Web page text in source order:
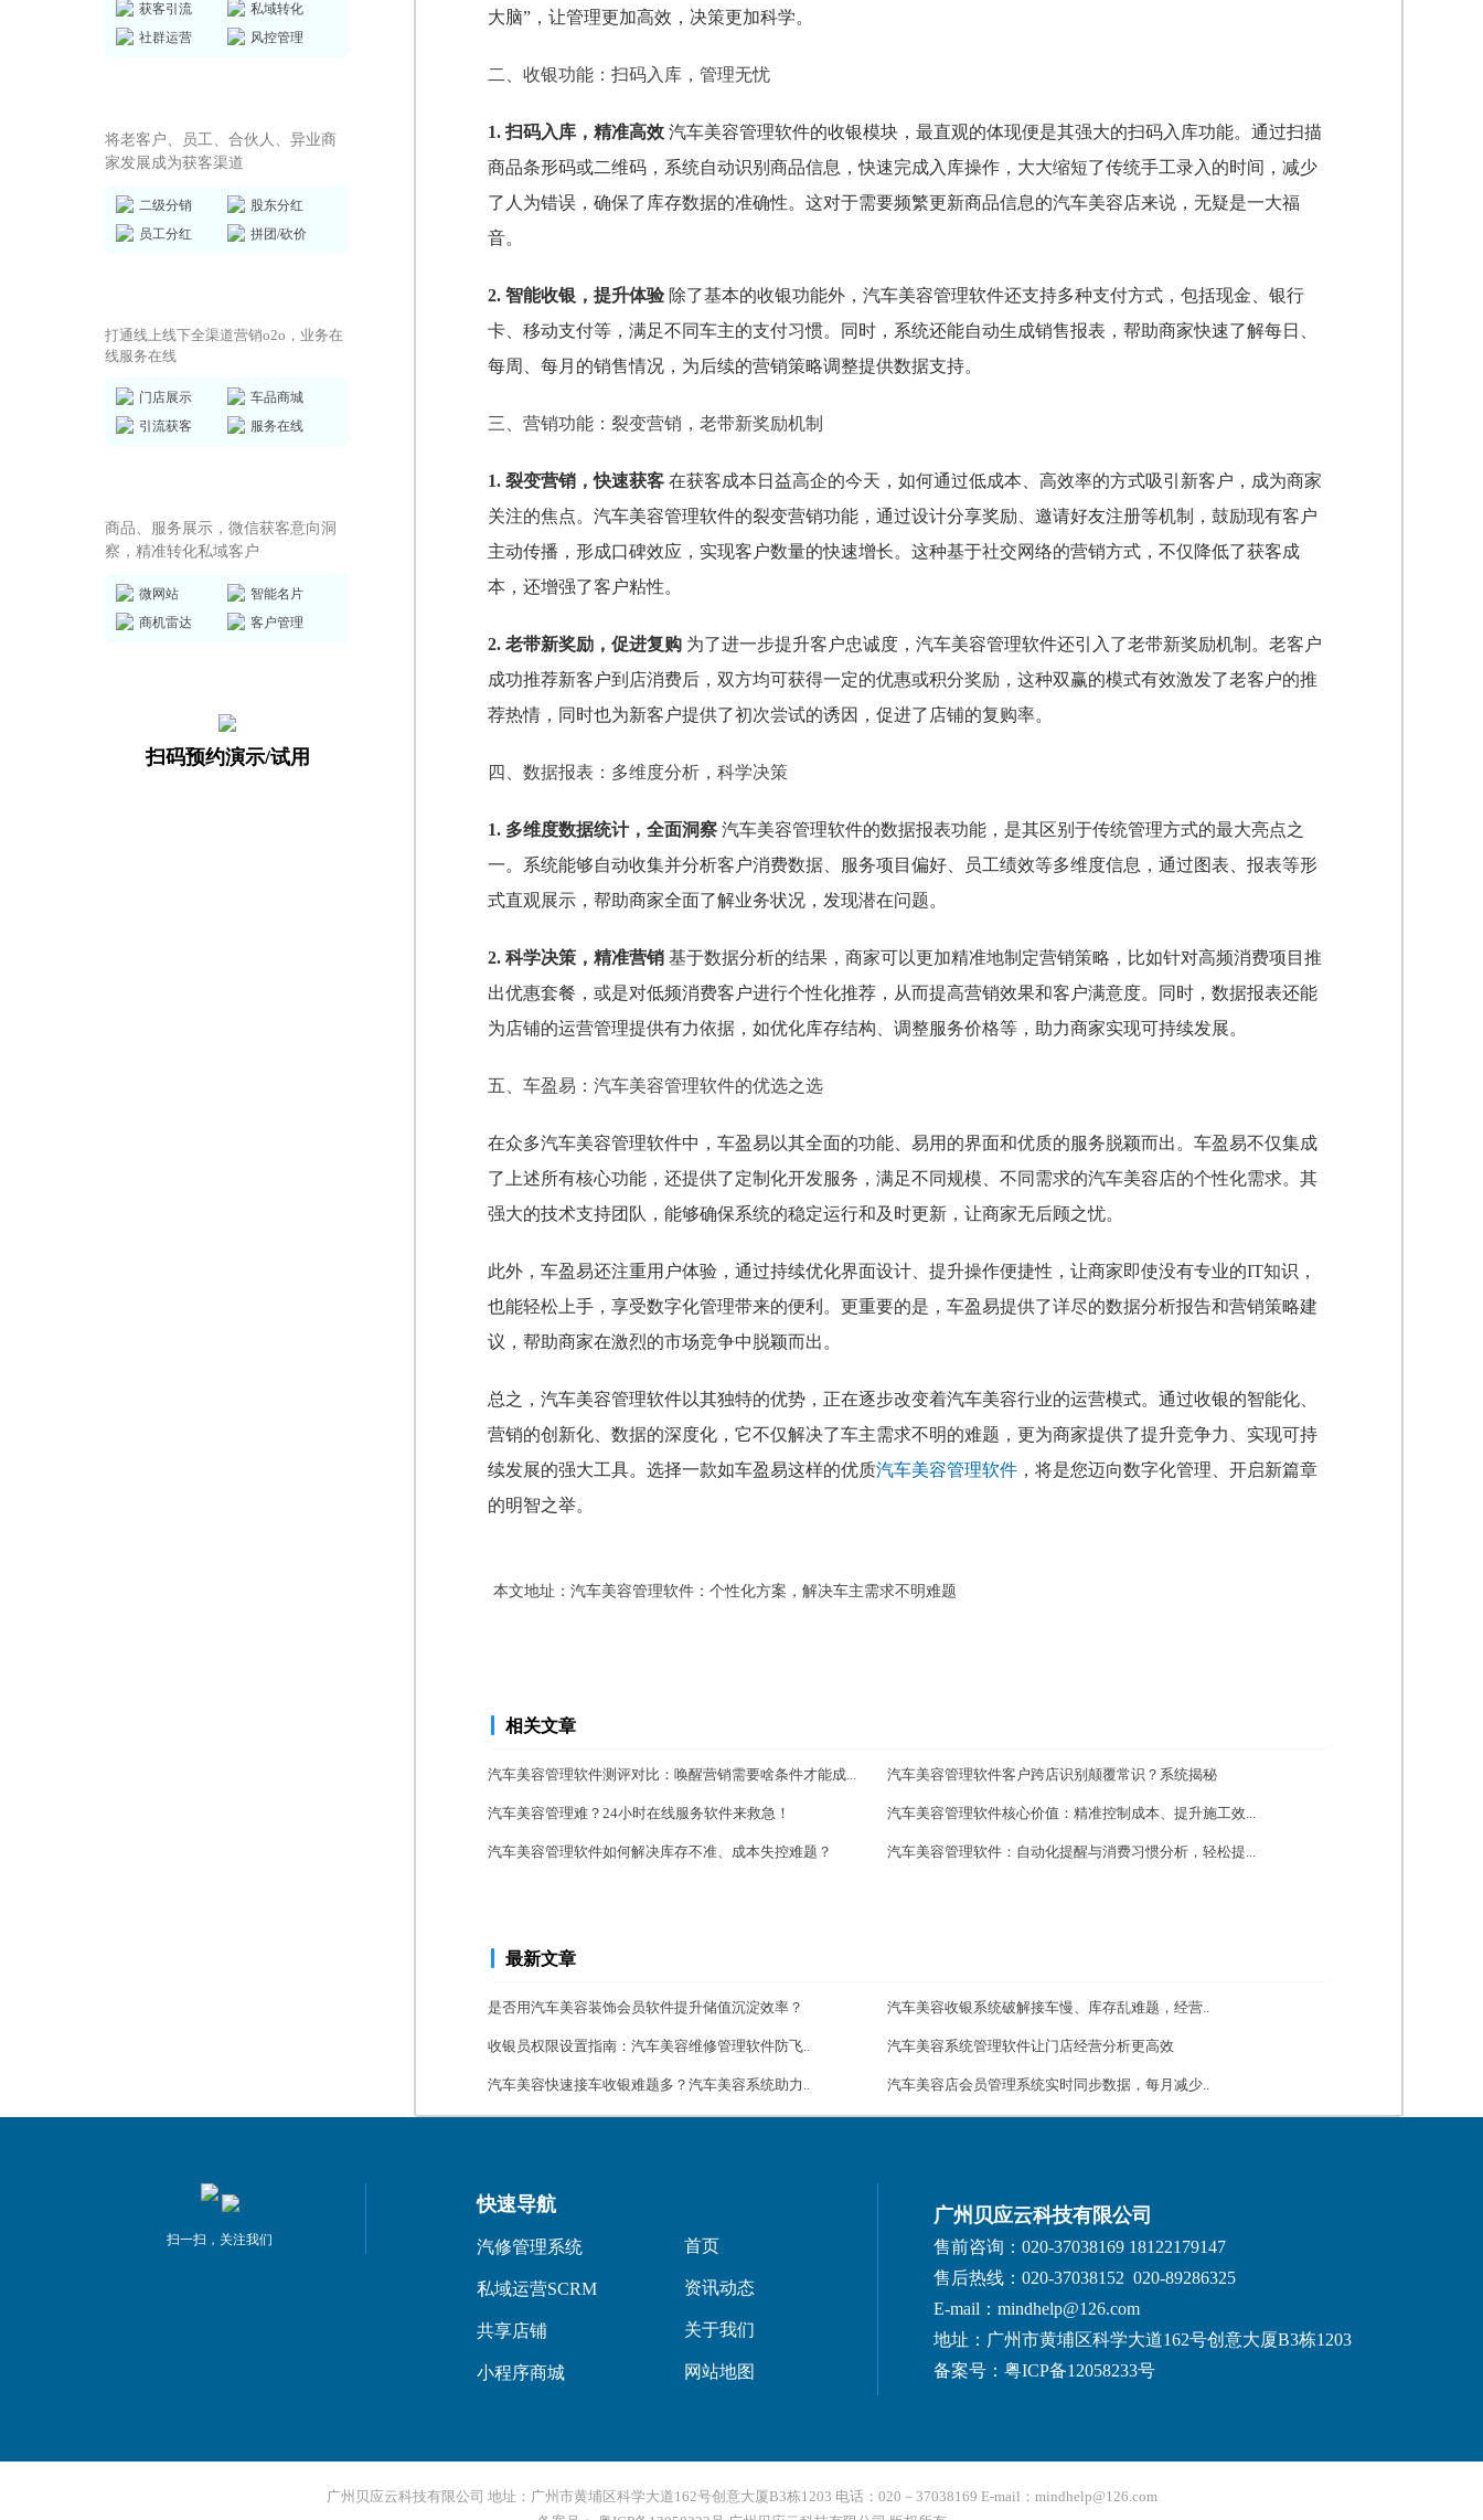
获客引流
私域转化
社群运营
风控管理
将老客户、员工、合伙人、异业商
家发展成为获客渠道
二级分销
股东分红
员工分红
拼团/砍价
打通线上线下全渠道营销o2o，业务在
线服务在线
门店展示
车品商城
引流获客
服务在线
商品、服务展示，微信获客意向洞
察，精准转化私域客户
微网站
智能名片
商机雷达
客户管理
扫码预约演示/试用
大脑”，让管理更加高效，决策更加科学。
二、收银功能：扫码入库，管理无忧
1. 扫码入库，精准高效汽车美容管理软件的收银模块，最直观的体现便是其强大的扫码入库功能。通过扫描
商品条形码或二维码，系统自动识别商品信息，快速完成入库操作，大大缩短了传统手工录入的时间，减少
了人为错误，确保了库存数据的准确性。这对于需要频繁更新商品信息的汽车美容店来说，无疑是一大福
音。
2. 智能收银，提升体验除了基本的收银功能外，汽车美容管理软件还支持多种支付方式，包括现金、银行
卡、移动支付等，满足不同车主的支付习惯。同时，系统还能自动生成销售报表，帮助商家快速了解每日、
每周、每月的销售情况，为后续的营销策略调整提供数据支持。
三、营销功能：裂变营销，老带新奖励机制
1. 裂变营销，快速获客在获客成本日益高企的今天，如何通过低成本、高效率的方式吸引新客户，成为商家
关注的焦点。汽车美容管理软件的裂变营销功能，通过设计分享奖励、邀请好友注册等机制，鼓励现有客户
主动传播，形成口碑效应，实现客户数量的快速增长。这种基于社交网络的营销方式，不仅降低了获客成
本，还增强了客户粘性。
2. 老带新奖励，促进复购为了进一步提升客户忠诚度，汽车美容管理软件还引入了老带新奖励机制。老客户
成功推荐新客户到店消费后，双方均可获得一定的优惠或积分奖励，这种双赢的模式有效激发了老客户的推
荐热情，同时也为新客户提供了初次尝试的诱因，促进了店铺的复购率。
四、数据报表：多维度分析，科学决策
1. 多维度数据统计，全面洞察汽车美容管理软件的数据报表功能，是其区别于传统管理方式的最大亮点之
一。系统能够自动收集并分析客户消费数据、服务项目偏好、员工绩效等多维度信息，通过图表、报表等形
式直观展示，帮助商家全面了解业务状况，发现潜在问题。
2. 科学决策，精准营销基于数据分析的结果，商家可以更加精准地制定营销策略，比如针对高频消费项目推
出优惠套餐，或是对低频消费客户进行个性化推荐，从而提高营销效果和客户满意度。同时，数据报表还能
为店铺的运营管理提供有力依据，如优化库存结构、调整服务价格等，助力商家实现可持续发展。
五、车盈易：汽车美容管理软件的优选之选
在众多汽车美容管理软件中，车盈易以其全面的功能、易用的界面和优质的服务脱颖而出。车盈易不仅集成
了上述所有核心功能，还提供了定制化开发服务，满足不同规模、不同需求的汽车美容店的个性化需求。其
强大的技术支持团队，能够确保系统的稳定运行和及时更新，让商家无后顾之忧。
此外，车盈易还注重用户体验，通过持续优化界面设计、提升操作便捷性，让商家即使没有专业的IT知识，
也能轻松上手，享受数字化管理带来的便利。更重要的是，车盈易提供了详尽的数据分析报告和营销策略建
议，帮助商家在激烈的市场竞争中脱颖而出。
总之，汽车美容管理软件以其独特的优势，正在逐步改变着汽车美容行业的运营模式。通过收银的智能化、
营销的创新化、数据的深度化，它不仅解决了车主需求不明的难题，更为商家提供了提升竞争力、实现可持
续发展的强大工具。选择一款如车盈易这样的优质汽车美容管理软件，将是您迈向数字化管理、开启新篇章
的明智之举。
本文地址： 汽车美容管理软件：个性化方案，解决车主需求不明难题
相关文章
汽车美容管理软件测评对比：唤醒营销需要啥条件才能成... 汽车美容管理软件客户跨店识别颠覆常识？系统揭秘
汽车美容管理难？24小时在线服务软件来救急！ 汽车美容管理软件核心价值：精准控制成本、提升施工效...
汽车美容管理软件如何解决库存不准、成本失控难题？ 汽车美容管理软件：自动化提醒与消费习惯分析，轻松提...
最新文章
是否用汽车美容装饰会员软件提升储值沉淀效率？ 汽车美容收银系统破解接车慢、库存乱难题，经营..
收银员权限设置指南：汽车美容维修管理软件防飞.. 汽车美容系统管理软件让门店经营分析更高效
汽车美容快速接车收银难题多？汽车美容系统助力.. 汽车美容店会员管理系统实时同步数据，每月减少..
扫一扫，关注我们
快速导航
汽修管理系统
私域运营SCRM
共享店铺
小程序商城
首页
资讯动态
关于我们
网站地图
广州贝应云科技有限公司
售前咨询：020-37038169 18122179147
售后热线：020-37038152 020-89286325
E-mail：mindhelp@126.com
地址：广州市黄埔区科学大道162号创意大厦B3栋1203
备案号：粤ICP备12058233号
广州贝应云科技有限公司 地址：广州市黄埔区科学大道162号创意大厦B3栋1203 电话：020－37038169 E-mail：mindhelp@126.com